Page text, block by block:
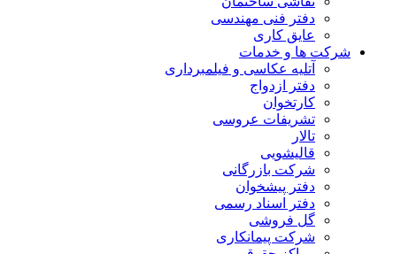
دفتر فنی مهندسی
عایق کاری
شرکت ها و خدمات
آتلیه عکاسی و فیلمبرداری
دفتر ازدواج
کارتخوان
تشریفات عروسی
تالار
قالیشویی
شرکت بازرگانی
دفتر پیشخوان
دفتر اسناد رسمی
گل فروشی
شرکت پیمانکاری